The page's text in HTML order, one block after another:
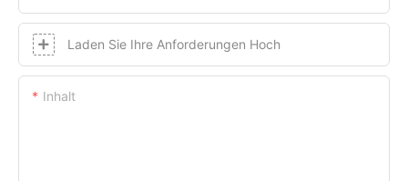
Laden Sie Ihre Anforderungen Hoch
Inhalt